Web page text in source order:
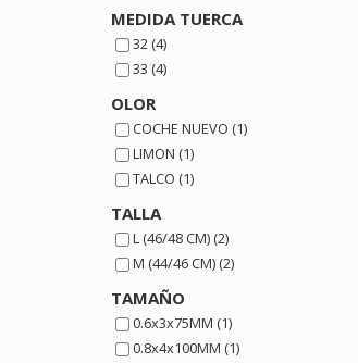
MEDIDA TUERCA
32 (4)
33 (4)
OLOR
COCHE NUEVO (1)
LIMON (1)
TALCO (1)
TALLA
L (46/48 CM) (2)
M (44/46 CM) (2)
TAMAÑO
0.6x3x75MM (1)
0.8x4x100MM (1)